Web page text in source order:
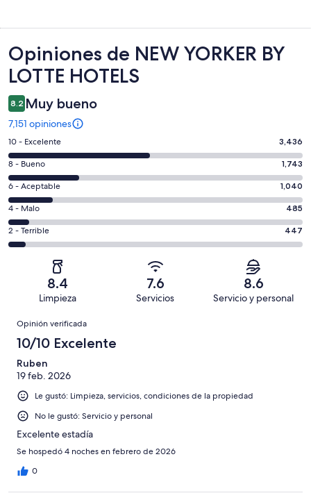
Opiniones
Opiniones de NEW YORKER BY
LOTTE HOTELS
8.2 Muy bueno
7,151 opiniones
Puntuación
de
10,
es
decir,
Excelente.
Basada
en
opiniones
10 - Excelente 3,436
Puntuación
de
8,
es
decir,
Bueno.
opiniones
8 - Bueno 1,743
Puntuación
de
6,
es
decir,
Aceptable.
de
7151
opiniones
6 - Aceptable 1,040
Puntuación
de
4,
Basada
485
de
opiniones
4 - Malo 485
Puntuación
de
Terrible.
Basada
447
de
7151
opiniones
2 - Terrible 447
8.4
Limpieza
7.6
Servicios
8.6
Servicio y personal
Opiniones
Opinión verificada
10/10 Excelente
Ruben
19 feb. 2026
Le gustó: Limpieza, servicios, condiciones de la propiedad
No le gustó: Servicio y personal
Excelente estadía
Se hospedó 4 noches en febrero de 2026
0